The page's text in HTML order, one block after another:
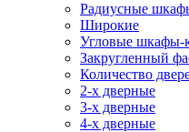
Радиусные
Широкие
Угловые шкафы-
Закругленный
Количество
2-х дверные
3-х дверные
4-х дверные